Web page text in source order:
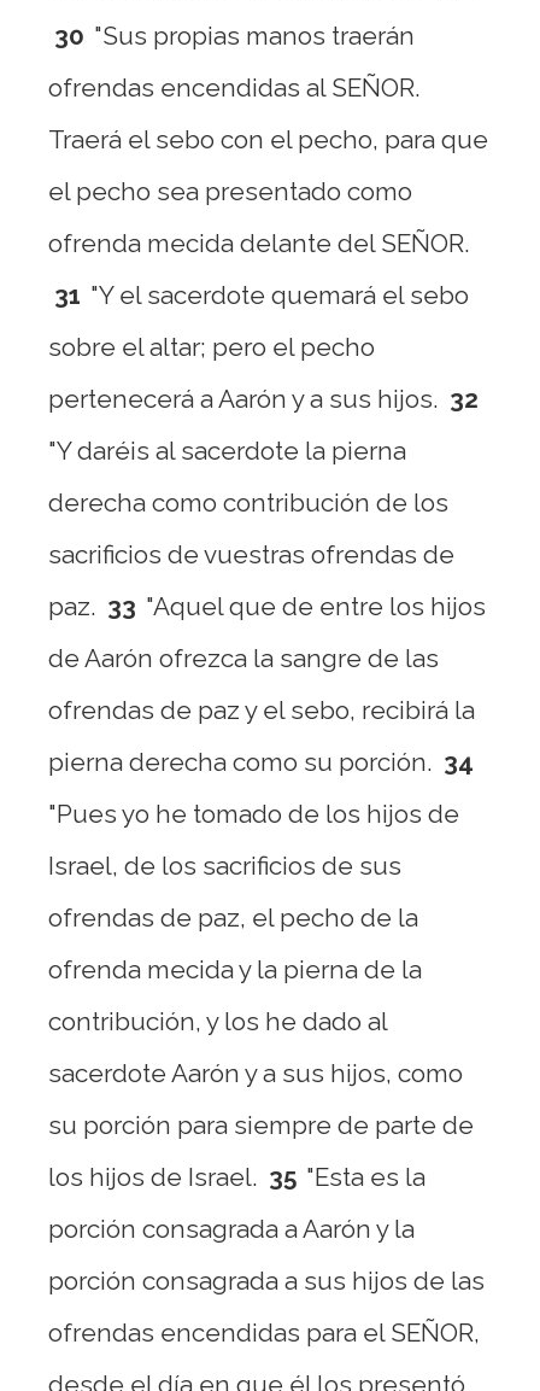
30 "Sus propias manos traerán
ofrendas encendidas al SEÑOR.
Traerá el sebo con el pecho, para que
el pecho sea presentado como
ofrenda mecida delante del SEÑOR.
31 "Y el sacerdote quemará el sebo
sobre el altar; pero el pecho
pertenecerá a Aarón y a sus hijos. 32
"Y daréis al sacerdote la pierna
derecha como contribución de los
sacrificios de vuestras ofrendas de
paz. 33 "Aquel que de entre los hijos
de Aarón ofrezca la sangre de las
ofrendas de paz y el sebo, recibirá la
pierna derecha como su porción. 34
"Pues yo he tomado de los hijos de
Israel, de los sacrificios de sus
ofrendas de paz, el pecho de la
ofrenda mecida y la pierna de la
contribución, y los he dado al
sacerdote Aarón y a sus hijos, como
su porción para siempre de parte de
los hijos de Israel. 35 "Esta es la
porción consagrada a Aarón y la
porción consagrada a sus hijos de las
ofrendas encendidas para el SEÑOR,
desde el día en que él los presentó